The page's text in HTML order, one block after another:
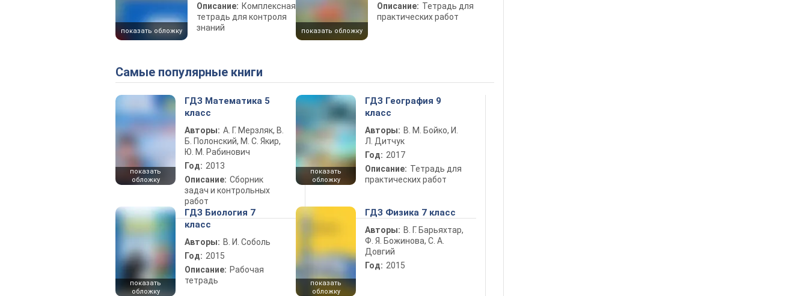
показать обложку
Описание: Комплексная
тетрадь для контроля
знаний
показать обложку
Описание: Тетрадь для
практических работ
Самые популярные книги
показать
обложку
ГДЗ Математика 5
класс
Авторы: А. Г. Мерзляк, В.
Б. Полонский, М. С. Якир,
Ю. М. Рабинович
Год: 2013
Описание: Сборник
задач и контрольных
работ
показать
обложку
ГДЗ География 9
класс
Авторы: В. М. Бойко, И.
Л. Дитчук
Год: 2017
Описание: Тетрадь для
практических работ
показать
обложку
ГДЗ Биология 7
класс
Авторы: В. И. Соболь
Год: 2015
Описание: Рабочая
тетрадь
показать
обложку
ГДЗ Физика 7 класс
Авторы: В. Г. Барьяхтар,
Ф. Я. Божинова, С. А.
Довгий
Год: 2015